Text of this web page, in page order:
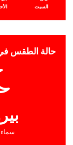
السبت
حالة الطقس